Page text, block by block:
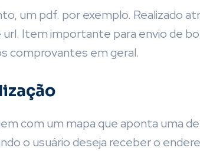
um pdf. por exemplo. Realizado
Item importante para envio de
comprovantes em geral.
com um mapa que aponta uma
o usuário deseja receber o